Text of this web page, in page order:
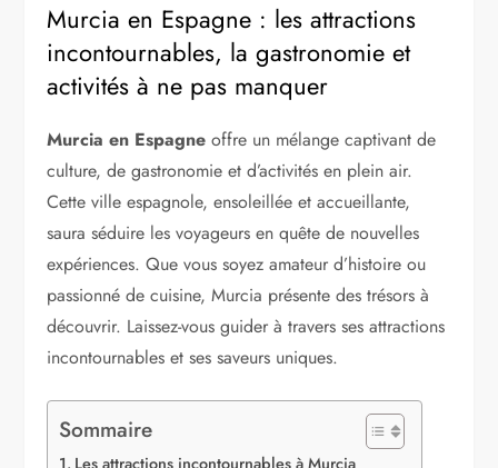
Murcia en Espagne : les attractions
incontournables, la gastronomie et
activités à ne pas manquer
Murcia en Espagne offre un mélange captivant de
culture, de gastronomie et d’activités en plein air.
Cette ville espagnole, ensoleillée et accueillante,
saura séduire les voyageurs en quête de nouvelles
expériences. Que vous soyez amateur d’histoire ou
passionné de cuisine, Murcia présente des trésors à
découvrir. Laissez-vous guider à travers ses attractions
incontournables et ses saveurs uniques.
Sommaire